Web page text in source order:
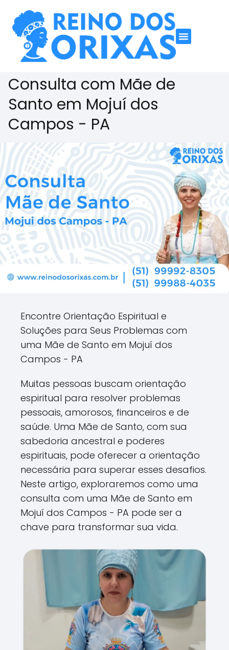
Consulta com Mãe de
Santo em Mojuí dos
Campos - PA
Encontre Orientação Espiritual e
Soluções para Seus Problemas com
uma Mãe de Santo em Mojuí dos
Campos - PA
Muitas pessoas buscam orientação
espiritual para resolver problemas
pessoais, amorosos, financeiros e de
saúde. Uma Mãe de Santo, com sua
sabedoria ancestral e poderes
espirituais, pode oferecer a orientação
necessária para superar esses desafios.
Neste artigo, exploraremos como uma
consulta com uma Mãe de Santo em
Mojuí dos Campos - PA pode ser a
chave para transformar sua vida.